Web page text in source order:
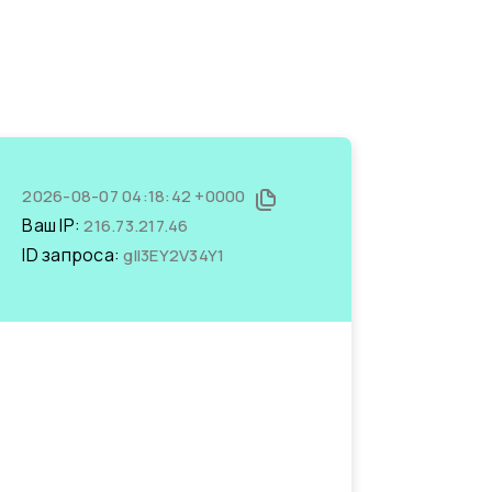
2026-08-07 04:18:42 +0000
Ваш IP:216.73.217.46
ID запроса:gII3EY2V34Y1